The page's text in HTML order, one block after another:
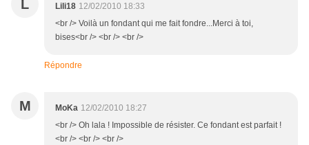
L Lili18 12/02/2010 18:33
<br /> Voilà un fondant qui me fait fondre...Merci à toi,
bises<br /> <br /> <br />
Répondre
M MoKa 12/02/2010 18:27
<br /> Oh lala ! Impossible de résister. Ce fondant est parfait !
<br /> <br /> <br />